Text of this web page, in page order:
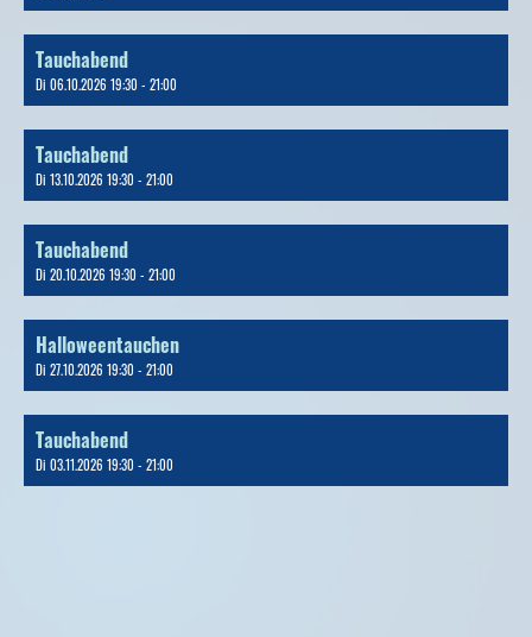
Tauchabend
Di 06.10.2026 19:30 - 21:00
Tauchabend
Di 13.10.2026 19:30 - 21:00
Tauchabend
Di 20.10.2026 19:30 - 21:00
Halloweentauchen
Di 27.10.2026 19:30 - 21:00
Tauchabend
Di 03.11.2026 19:30 - 21:00